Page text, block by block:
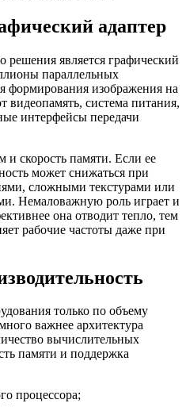
адаптер
решения является графический
параллельных
формирования изображения на
видеопамять, система питания,
интерфейсы передачи
и скорость памяти. Если ее
может снижаться при
сложными текстурами или
Немаловажную роль играет и
она отводит тепло, тем
рабочие частоты даже при
только по объему
важнее архитектура
вычислительных
памяти и поддержка
процессора;